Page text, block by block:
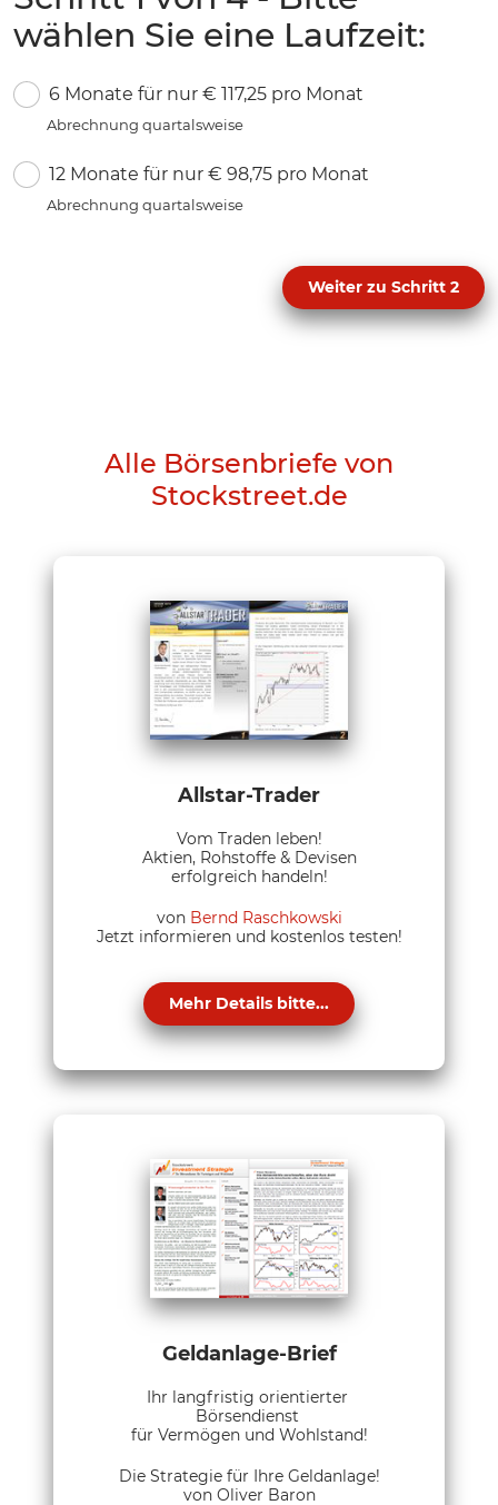
wählen Sie eine Laufzeit:
6 Monate für nur € 117,25 pro Monat
Abrechnung quartalsweise
12 Monate für nur € 98,75 pro Monat
Abrechnung quartalsweise
Weiter zu Schritt 2
Alle Börsenbriefe von
Stockstreet.de
Allstar-Trader
Vom Traden leben!
Aktien, Rohstoffe & Devisen
erfolgreich handeln!
von Bernd Raschkowski
Jetzt informieren und kostenlos testen!
Mehr Details bitte...
Geldanlage-Brief
Ihr langfristig orientierter
Börsendienst
für Vermögen und Wohlstand!
Die Strategie für Ihre Geldanlage!
von Oliver Baron